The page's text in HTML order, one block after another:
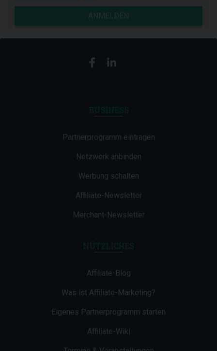
ANMELDEN
Partnerprogramm eintragen
Netzwerk anbinden
Werbung schalten
Affiliate-Newsletter
Merchant-Newsletter
Affiliate-Blog
Was ist Affiliate-Marketing?
Eigenes Partnerprogramm starten
Affiliate-Wiki